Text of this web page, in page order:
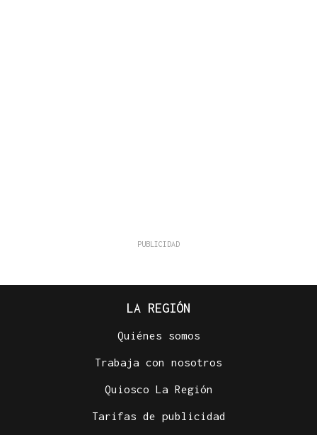
LA REGIÓN
Quiénes somos
Trabaja con nosotros
Quiosco La Región
Tarifas de publicidad